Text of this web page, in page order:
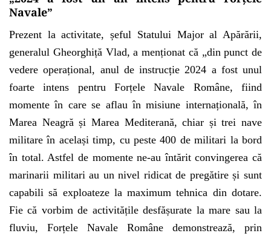
Navale”
Prezent la activitate, șeful Statului Major al Apărării,
generalul Gheorghiță Vlad, a menționat că „din punct de
vedere operațional, anul de instrucție 2024 a fost unul
foarte intens pentru Forțele Navale Române, fiind
momente în care se aflau în misiune internațională, în
Marea Neagră și Marea Mediterană, chiar și trei nave
militare în același timp, cu peste 400 de militari la bord
în total. Astfel de momente ne-au întărit convingerea că
marinarii militari au un nivel ridicat de pregătire și sunt
capabili să exploateze la maximum tehnica din dotare.
Fie că vorbim de activitățile desfășurate la mare sau la
fluviu, Forțele Navale Române demonstrează, prin